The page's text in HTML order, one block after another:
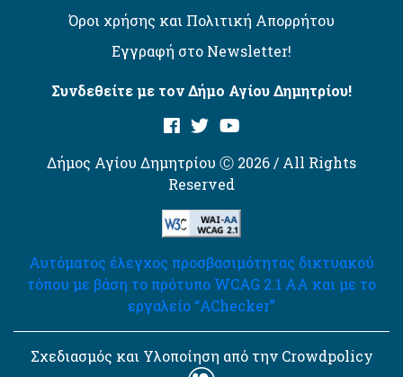
Όροι χρήσης και Πολιτική Απορρήτου
Εγγραφή στο Newsletter!
Συνδεθείτε με τον Δήμο Αγίου Δημητρίου!
Δήμος Αγίου Δημητρίου Ⓒ 2026 / All Rights
Reserved
Αυτόματος έλεγχος προσβασιμότητας δικτυακού
τόπου με βάση το πρότυπο WCAG 2.1 AA και με το
εργαλείο “AChecker”
Σχεδιασμός και Υλοποίηση από την Crowdpolicy